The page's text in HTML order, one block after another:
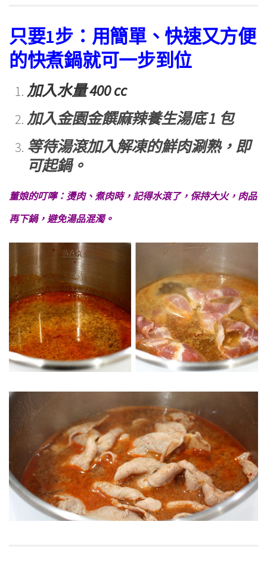
只要1步：用簡單、快速又方便
的快煮鍋就可一步到位
加入水量 400 cc
加入金園金饌麻辣養生湯底 1 包
等待湯滾加入解凍的鮮肉涮熟，即
可起鍋。
董娘的叮嚀：燙肉、煮肉時，記得水滾了，保持大火，肉品
再下鍋，避免湯品混濁。